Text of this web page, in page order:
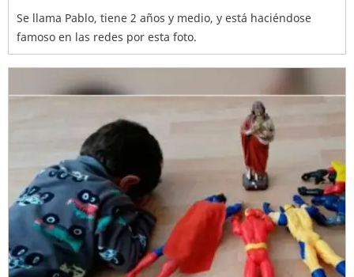
Se llama Pablo, tiene 2 años y medio, y está haciéndose
famoso en las redes por esta foto.